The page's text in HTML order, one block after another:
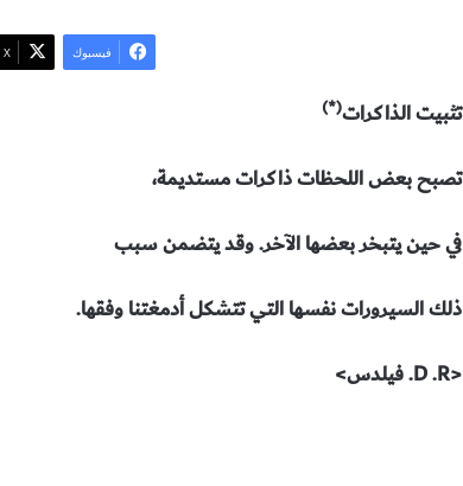
فيسبوك ‫X
تثبيت الذاكرات(*)
تصبح بعض اللحظات ذاكرات مستديمة،
في حين يتبخر بعضها الآخر. وقد يتضمن سبب
ذلك السيرورات نفسها التي تتشكل أدمغتنا وفقها.
<D .R. فيلدس>